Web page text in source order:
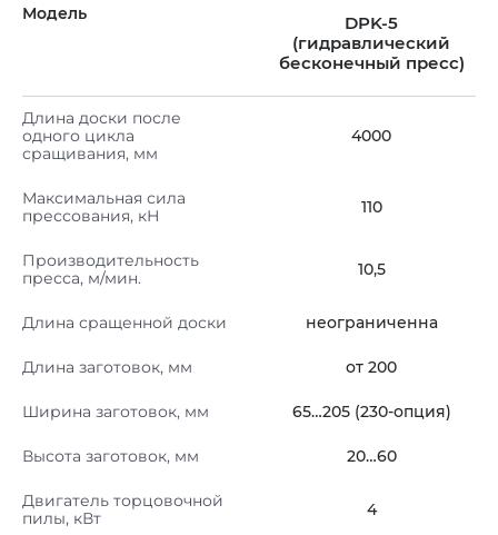
Модель
DPK-5
(гидравлический
бесконечный пресс)
Длина доски после
одного цикла
сращивания, мм
4000
Максимальная сила
прессования, кН
110
Производительность
пресса, м/мин.
10,5
Длина сращенной доски неограниченна
Длина заготовок, мм от 200
Ширина заготовок, мм 65…205 (230-опция)
Высота заготовок, мм 20…60
Двигатель торцовочной
пилы, кВт
4